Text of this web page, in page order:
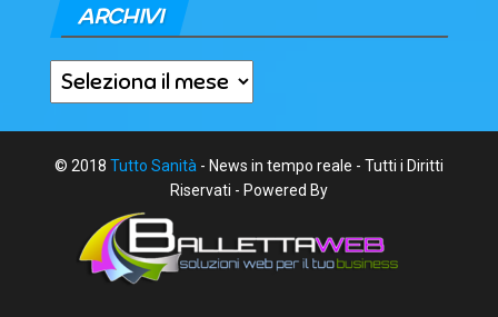
ARCHIVI
Archivi
© 2018 Tutto Sanità - News in tempo reale - Tutti i Diritti
Riservati - Powered By